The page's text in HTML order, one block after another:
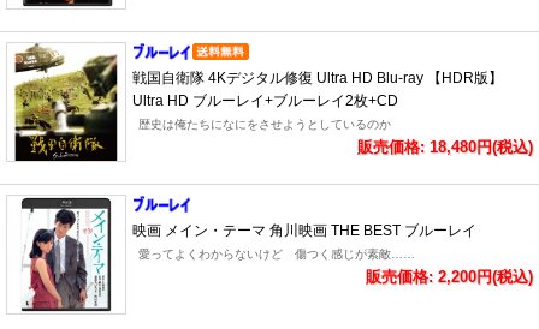
戦国自衛隊 4Kデジタル修復 Ultra HD Blu-ray 【HDR版】
Ultra HD ブルーレイ+ブルーレイ2枚+CD
歴史は俺たちになにをさせようとしているのか
販売価格: 18,480円(税込)
映画 メイン・テーマ 角川映画 THE BEST ブルーレイ
愛ってよくわからないけど 傷つく感じが素敵……
販売価格: 2,200円(税込)